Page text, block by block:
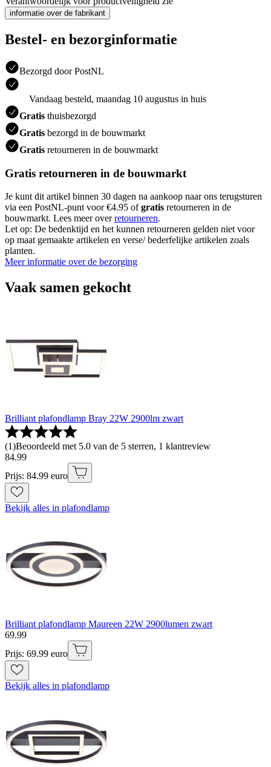
informatie over de fabrikant
Bestel- en bezorginformatie
Bezorgd door PostNL
Vandaag besteld, maandag 10 augustus in huis
Gratis thuisbezorgd
Gratis bezorgd in de bouwmarkt
Gratis retourneren in de bouwmarkt
Gratis retourneren in de bouwmarkt
Je kunt dit artikel binnen 30 dagen na aankoop naar ons terugsturen
via een PostNL-punt voor €4.95 ofgratis retourneren in de
bouwmarkt. Lees meer overretourneren.
Let op: De bedenktijd en het kunnen retourneren gelden niet voor
op maat gemaakte artikelen en verse/ bederfelijke artikelen zoals
planten.
Meer informatie over de bezorging
Vaak samen gekocht
Brilliant plafondlamp Bray 22W 2900lm zwart
(1)Beoordeeld met 5.0 van de 5 sterren, 1 klantreview
84.99
Prijs: 84.99 euro
Bekijk alles in plafondlamp
Brilliant plafondlamp Maureen 22W 2900lumen zwart
69.99
Prijs: 69.99 euro
Bekijk alles in plafondlamp